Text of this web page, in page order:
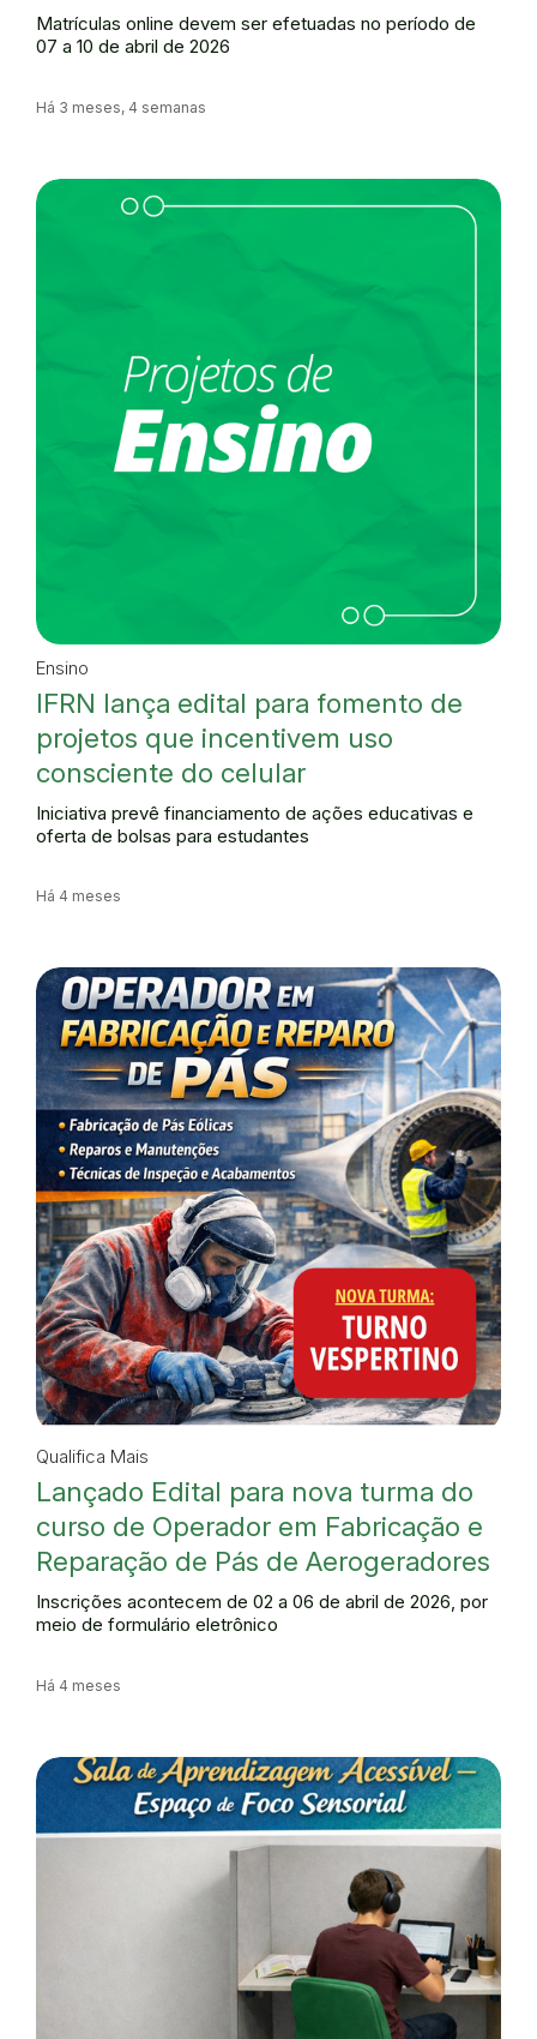
Matrículas online devem ser efetuadas no período de
07 a 10 de abril de 2026
Há 3 meses, 4 semanas
Ensino
IFRN lança edital para fomento de
projetos que incentivem uso
consciente do celular
Iniciativa prevê financiamento de ações educativas e
oferta de bolsas para estudantes
Há 4 meses
Qualifica Mais
Lançado Edital para nova turma do
curso de Operador em Fabricação e
Reparação de Pás de Aerogeradores
Inscrições acontecem de 02 a 06 de abril de 2026, por
meio de formulário eletrônico
Há 4 meses